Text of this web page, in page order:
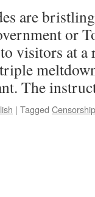
are
or
visitors at
The
| Tagged Censorship